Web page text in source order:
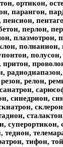
ортикон,
парангон,
перлон,
плазмотрон,
полианион,
полусон,
релон,
синедрион,
тедион,
тифон,